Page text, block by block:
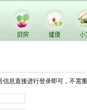
息直接进行登录即可，不需